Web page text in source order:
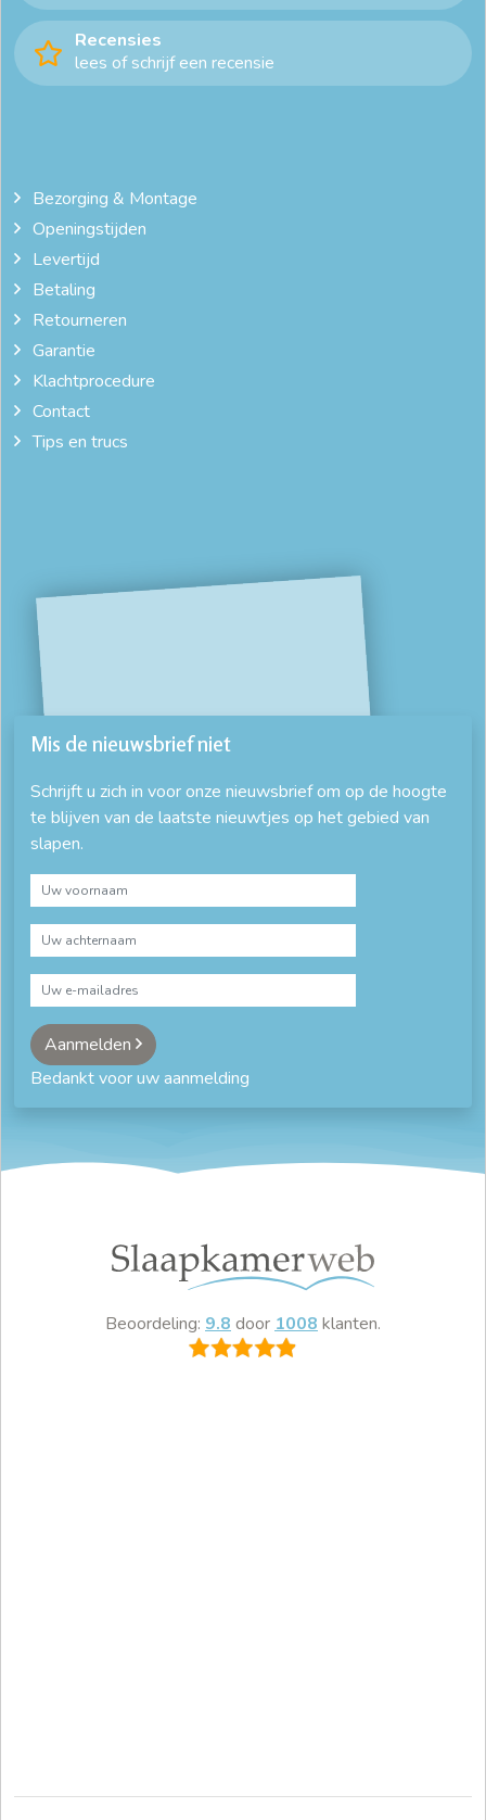
Recensies
lees of schrijf een recensie
Bezorging & Montage
Openingstijden
Levertijd
Betaling
Retourneren
Garantie
Klachtprocedure
Contact
Tips en trucs
Mis de nieuwsbrief niet
Schrijft u zich in voor onze nieuwsbrief om op de hoogte
te blijven van de laatste nieuwtjes op het gebied van
slapen.
Aanmelden
Bedankt voor uw aanmelding
Beoordeling: 9.8 door 1008 klanten.